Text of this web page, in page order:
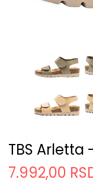
TBS Arletta
7.992,00